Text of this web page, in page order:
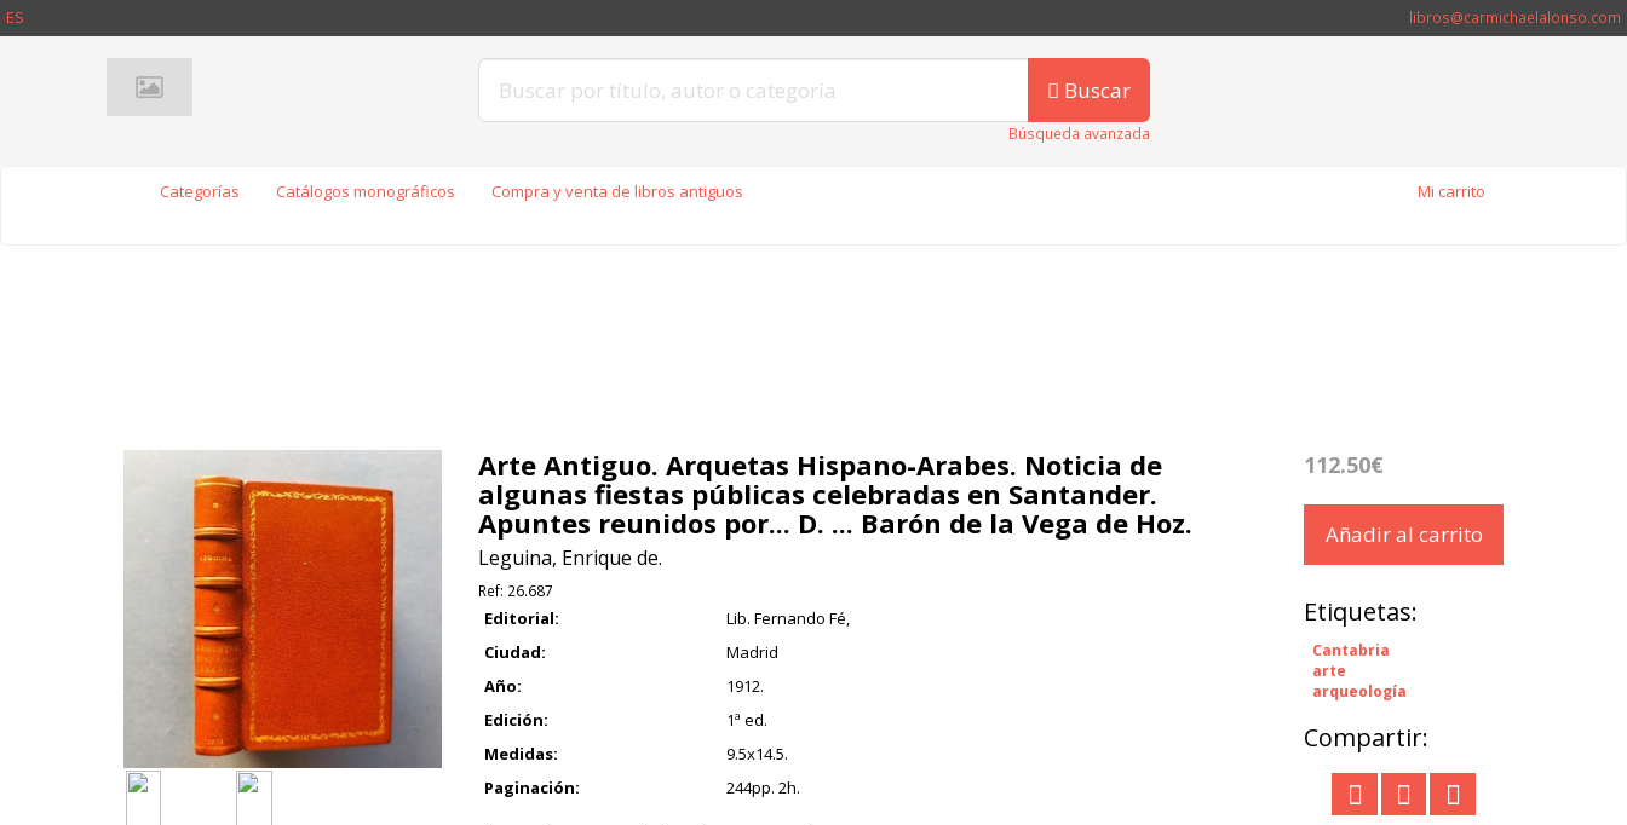
ES libros@carmichaelalonso.com
Buscar
Búsqueda avanzada
Categorías Catálogos monográficos Compra y venta de libros antiguos Mi carrito
Arte Antiguo. Arquetas Hispano-Arabes. Noticia de
algunas fiestas públicas celebradas en Santander.
Apuntes reunidos por... D. ... Barón de la Vega de Hoz.
Leguina, Enrique de.
Ref: 26.687
Editorial:
Lib. Fernando Fé,
Ciudad:
Madrid
Año:
1912.
Edición:
1ª ed.
Medidas:
9.5x14.5.
Paginación:
244pp. 2h.
112.50€
Añadir al carrito
Etiquetas:
Cantabria
arte
arqueología
Compartir: